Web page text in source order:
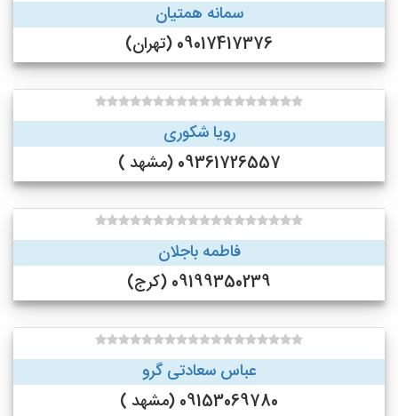
سمانه همتیان
09017417376 (تهران)
رویا شکوری
09361726557 (مشهد )
فاطمه باجلان
09199350239 (کرج)
عباس سعادتی گرو
09153069780 (مشهد )